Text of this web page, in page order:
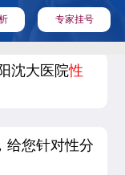
专家挂号
沈大医院性
给您针对性分